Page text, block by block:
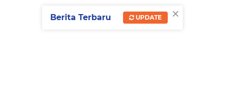
×
Berita Terbaru UPDATE